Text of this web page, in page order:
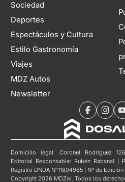
Sociedad
Deportes
Espectáculos y Cultura
Estilo Gastronomía
Viajes
MDZ Autos
Newsletter
Domicilio legal: Coronel Rodríguez
Editorial Responsable: Rubén Rabanal |
Registro DNDA N°11804985 | Nº de
Copyright 2026 MDZol. Todos los